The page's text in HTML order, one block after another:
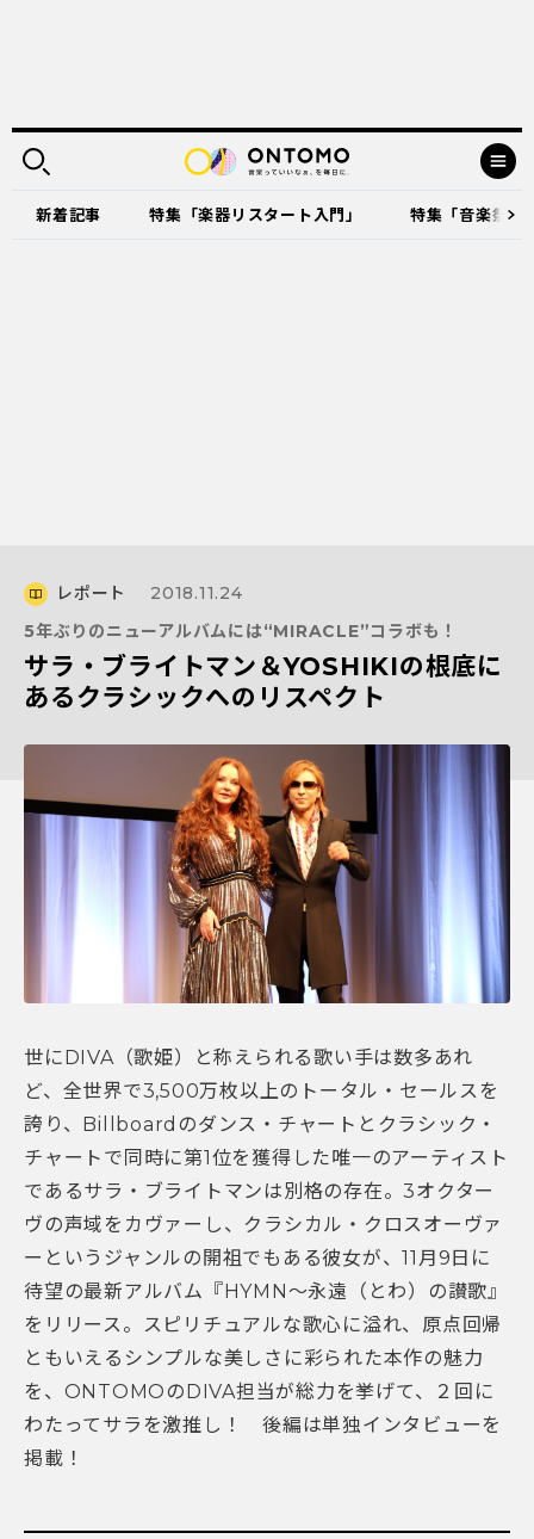
新着記事 特集「楽器リスタート入門」 特集「音楽祭
レポート
2018.11.24
5年ぶりのニューアルバムには“MIRACLE”コラボも！
サラ・ブライトマン＆YOSHIKIの根底に
あるクラシックへのリスペクト
世にDIVA（歌姫）と称えられる歌い手は数多あれ
ど、全世界で3,500万枚以上のトータル・セールスを
誇り、Billboardのダンス・チャートとクラシック・
チャートで同時に第1位を獲得した唯一のアーティスト
であるサラ・ブライトマンは別格の存在。3オクター
ヴの声域をカヴァーし、クラシカル・クロスオーヴァ
ーというジャンルの開祖でもある彼女が、11月9日に
待望の最新アルバム『HYMN～永遠（とわ）の讃歌』
をリリース。スピリチュアルな歌心に溢れ、原点回帰
ともいえるシンプルな美しさに彩られた本作の魅力
を、ONTOMOのDIVA担当が総力を挙げて、２回に
わたってサラを激推し！ 後編は単独インタビューを
掲載！